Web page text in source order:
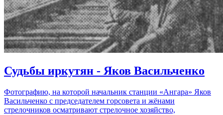
Судьбы иркутян - Яков Васильченко
Фотографию, на которой начальник станции «Ангара» Яков
Васильченко с председателем горсовета и жёнами
стрелочников осматривают стрелочное хозяйство,